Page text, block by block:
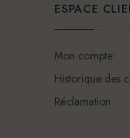
ESPACE
Mon compte
Historique des
Réclamation